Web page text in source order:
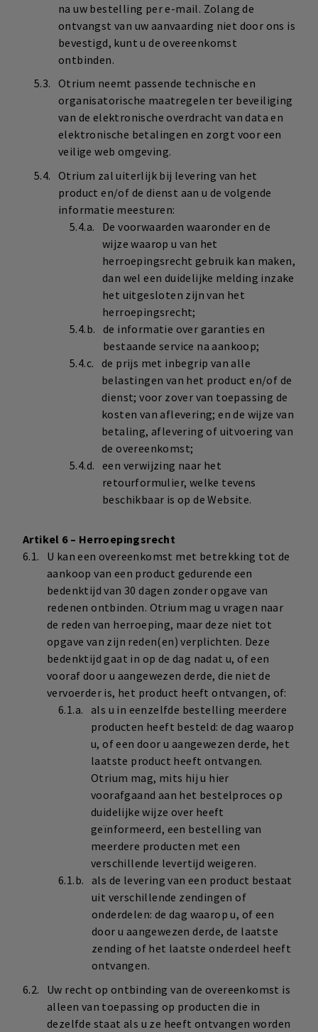
na uw bestelling per e-mail. Zolang de
ontvangst van uw aanvaarding niet door ons is
bevestigd, kunt u de overeenkomst
ontbinden.
Otrium neemt passende technische en
organisatorische maatregelen ter beveiliging
van de elektronische overdracht van data en
elektronische betalingen en zorgt voor een
veilige web omgeving.
Otrium zal uiterlijk bij levering van het
product en/of de dienst aan u de volgende
informatie meesturen:
De voorwaarden waaronder en de
wijze waarop u van het
herroepingsrecht gebruik kan maken,
dan wel een duidelijke melding inzake
het uitgesloten zijn van het
herroepingsrecht;
de informatie over garanties en
bestaande service na aankoop;
de prijs met inbegrip van alle
belastingen van het product en/of de
dienst; voor zover van toepassing de
kosten van aflevering; en de wijze van
betaling, aflevering of uitvoering van
de overeenkomst;
een verwijzing naar het
retourformulier, welke tevens
beschikbaar is op de Website.
Artikel 6 – Herroepingsrecht
U kan een overeenkomst met betrekking tot de
aankoop van een product gedurende een
bedenktijd van 30 dagen zonder opgave van
redenen ontbinden. Otrium mag u vragen naar
de reden van herroeping, maar deze niet tot
opgave van zijn reden(en) verplichten. Deze
bedenktijd gaat in op de dag nadat u, of een
vooraf door u aangewezen derde, die niet de
vervoerder is, het product heeft ontvangen, of:
als u in eenzelfde bestelling meerdere
producten heeft besteld: de dag waarop
u, of een door u aangewezen derde, het
laatste product heeft ontvangen.
Otrium mag, mits hij u hier
voorafgaand aan het bestelproces op
duidelijke wijze over heeft
geïnformeerd, een bestelling van
meerdere producten met een
verschillende levertijd weigeren.
als de levering van een product bestaat
uit verschillende zendingen of
onderdelen: de dag waarop u, of een
door u aangewezen derde, de laatste
zending of het laatste onderdeel heeft
ontvangen.
Uw recht op ontbinding van de overeenkomst is
alleen van toepassing op producten die in
dezelfde staat als u ze heeft ontvangen worden